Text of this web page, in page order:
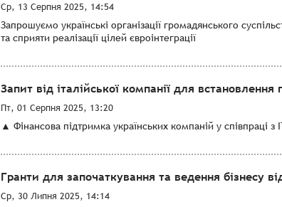
Ср, 13 Серпня 2025, 14:54
Запрошуємо українські організації громадянського
та сприяти реалізації цілей євроінтеграції
Запит від італійської компанії для встановлення
Пт, 01 Серпня 2025, 13:20
▲ Фінансова підтримка українських компаній у співпраці
Гранти для започаткування та ведення бізнесу
Ср, 30 Липня 2025, 14:14